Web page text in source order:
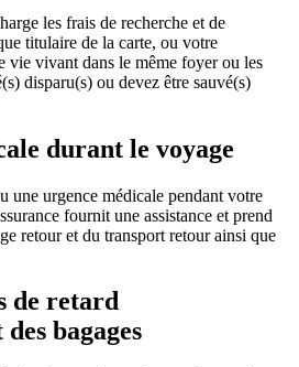
les frais de recherche et de
titulaire de la carte, ou votre
vie vivant dans le même foyer ou les
disparu(s) ou devez être sauvé(s)
durant le voyage
une urgence médicale pendant votre
fournit une assistance et prend
retour et du transport retour ainsi que
de retard
bagages